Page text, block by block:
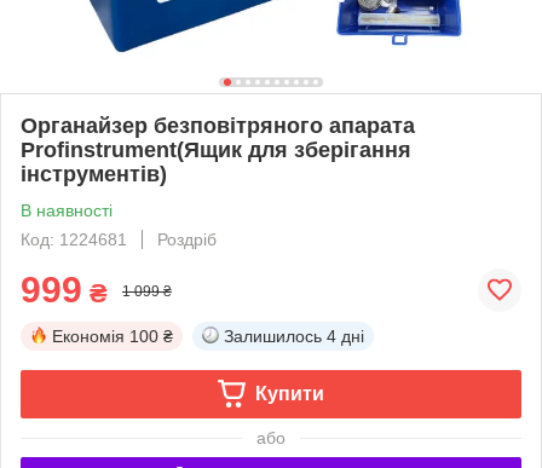
Органайзер безповітряного апарата
Profinstrument(Ящик для зберігання
інструментів)
В наявності
Код: 1224681
Роздріб
999 ₴ 1 099 ₴
Економія 100 ₴ Залишилось 4 дні
Купити
або